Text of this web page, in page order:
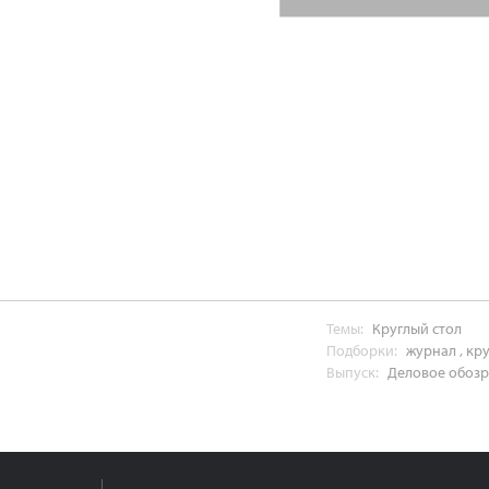
Темы: Круглый стол
Подборки: журнал ,
Выпуск: Деловое